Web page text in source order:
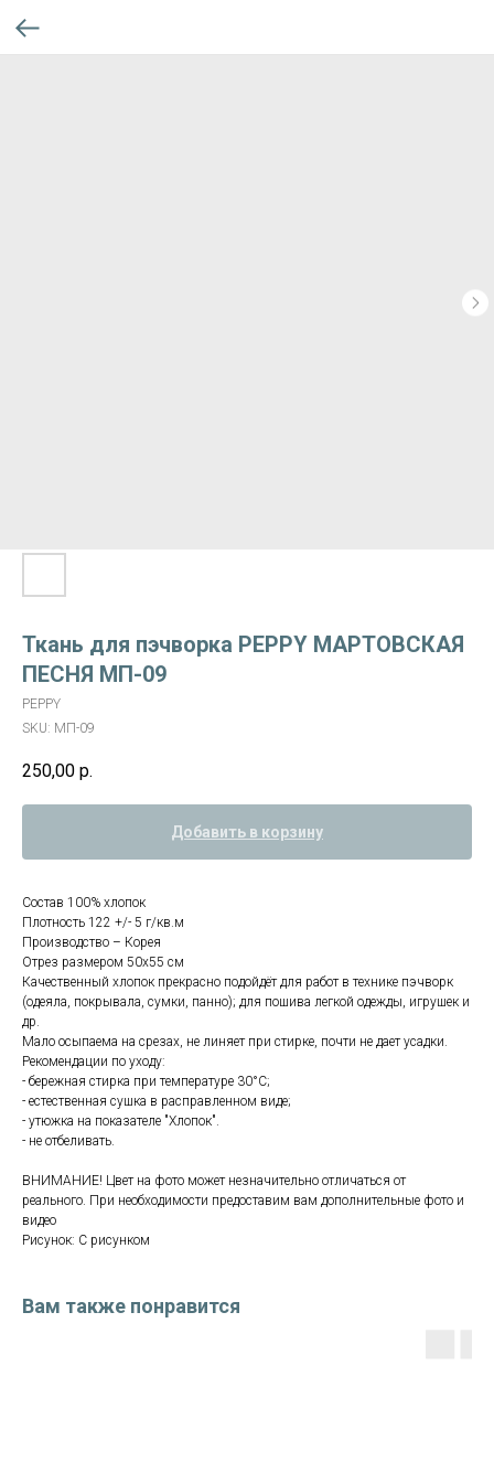
Ткань для пэчворка PEPPY МАРТОВСКАЯ
ПЕСНЯ МП-09
PEPPY
SKU: МП-09
250,00 р.
Добавить в корзину
Состав 100% хлопок
Плотность 122 +/- 5 г/кв.м
Производство – Корея
Отрез размером 50х55 см
Качественный хлопок прекрасно подойдёт для работ в технике пэчворк
(одеяла, покрывала, сумки, панно); для пошива легкой одежды, игрушек и
др.
Мало осыпаема на срезах, не линяет при стирке, почти не дает усадки.
Рекомендации по уходу:
- бережная стирка при температуре 30°С;
- естественная сушка в расправленном виде;
- утюжка на показателе "Хлопок".
- не отбеливать.
ВНИМАНИЕ! Цвет на фото может незначительно отличаться от
реального. При необходимости предоставим вам дополнительные фото и
видео
Рисунок: С рисунком
Вам также понравится